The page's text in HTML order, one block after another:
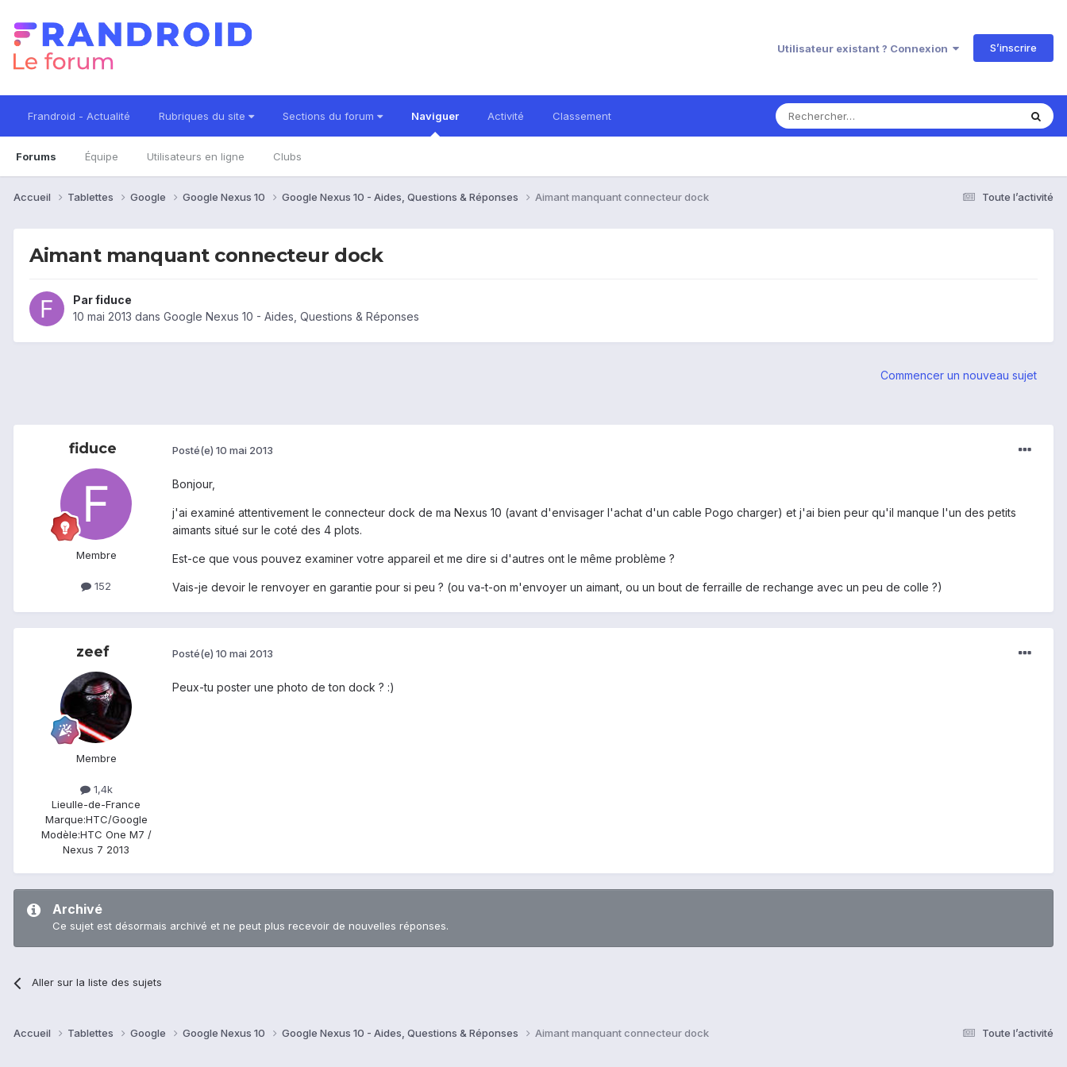
Utilisateur existant ? Connexion S’inscrire
Frandroid - Actualité Rubriques du site Sections du forum Naviguer
Forums Équipe Utilisateurs en ligne Clubs
Activité Classement
Toute l’activité
Accueil Tablettes Google Google Nexus 10 Google Nexus 10 - Aides, Questions & Réponses Aimant manquant connecteur dock
Aimant manquant connecteur dock
Parfiduce
10 mai 2013 dans Google Nexus 10 - Aides, Questions & Réponses
Commencer un nouveau sujet
fiduce
Membre
152
Posté(e) 10 mai 2013
Bonjour,
j'ai examiné attentivement le connecteur dock de ma Nexus 10 (avant d'envisager l'achat d'un cable Pogo charger) et j'ai bien peur qu'il manque l'un des petits
aimants situé sur le coté des 4 plots.
Est-ce que vous pouvez examiner votre appareil et me dire si d'autres ont le même problème ?
Vais-je devoir le renvoyer en garantie pour si peu ? (ou va-t-on m'envoyer un aimant, ou un bout de ferraille de rechange avec un peu de colle ?)
zeef
Membre
1,4k
LieuIle-de-France
Marque:HTC/Google
Modèle:HTC One M7 /
Nexus 7 2013
Posté(e) 10 mai 2013
Peux-tu poster une photo de ton dock ? :)
Archivé
Ce sujet est désormais archivé et ne peut plus recevoir de nouvelles réponses.
Aller sur la liste des sujets
Toute l’activité
Accueil Tablettes Google Google Nexus 10 Google Nexus 10 - Aides, Questions & Réponses Aimant manquant connecteur dock